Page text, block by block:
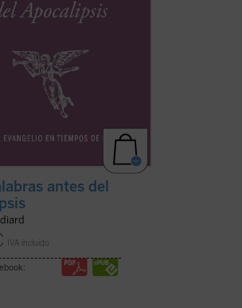
antes del
IVA incluido